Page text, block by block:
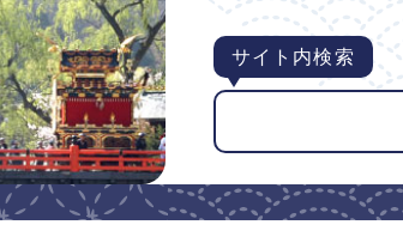
サイト内検索